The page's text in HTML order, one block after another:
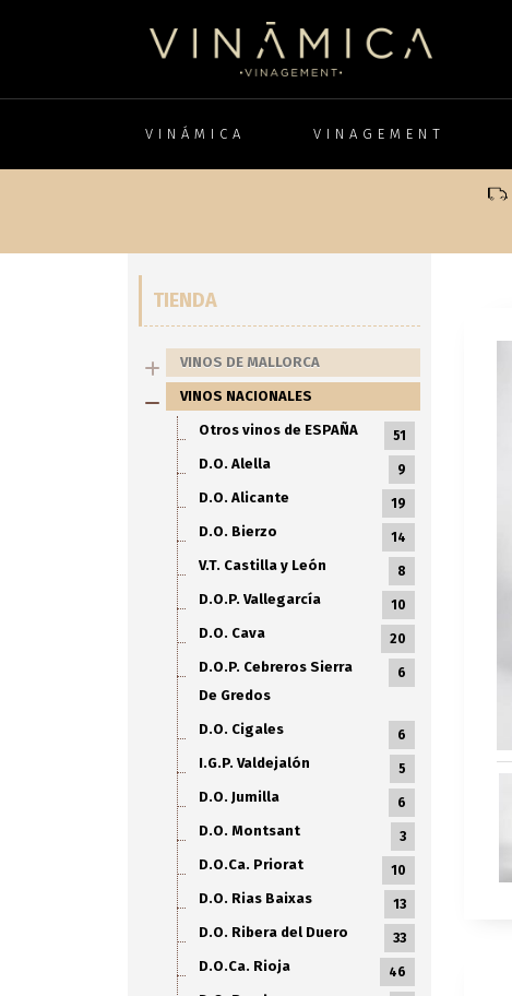
VINÁMICA VINAGEMENT
TIENDA
VINOS DE MALLORCA
VINOS NACIONALES
Otros vinos de ESPAÑA 51
D.O. Alella 9
D.O. Alicante 19
D.O. Bierzo 14
V.T. Castilla y León 8
D.O.P. Vallegarcía 10
D.O. Cava 20
D.O.P. Cebreros Sierra
De Gredos
6
D.O. Cigales 6
I.G.P. Valdejalón 5
D.O. Jumilla 6
D.O. Montsant 3
D.O.Ca. Priorat 10
D.O. Rias Baixas 13
D.O. Ribera del Duero 33
D.O.Ca. Rioja 46